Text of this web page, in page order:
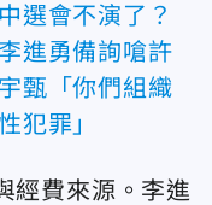
中選會不演了？
李進勇備詢嗆許
宇甄「你們組織
犯罪」
經費來源。李進